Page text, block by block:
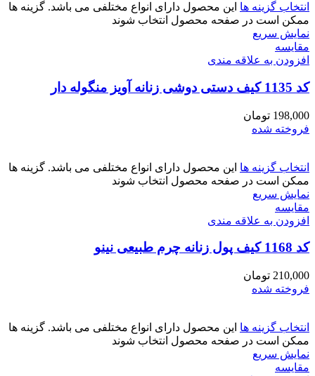
انتخاب گزینه ها این محصول دارای انواع مختلفی می باشد. گزینه ها
ممکن است در صفحه محصول انتخاب شوند
نمایش سریع
مقايسه
افزودن به علاقه مندی
کد 1135 کیف دستی دوشی زنانه آویز منگوله دار
198,000 تومان
فروخته شده
انتخاب گزینه ها این محصول دارای انواع مختلفی می باشد. گزینه ها
ممکن است در صفحه محصول انتخاب شوند
نمایش سریع
مقايسه
افزودن به علاقه مندی
کد 1168 کیف پول زنانه چرم طبیعی نینو
210,000 تومان
فروخته شده
انتخاب گزینه ها این محصول دارای انواع مختلفی می باشد. گزینه ها
ممکن است در صفحه محصول انتخاب شوند
نمایش سریع
مقايسه